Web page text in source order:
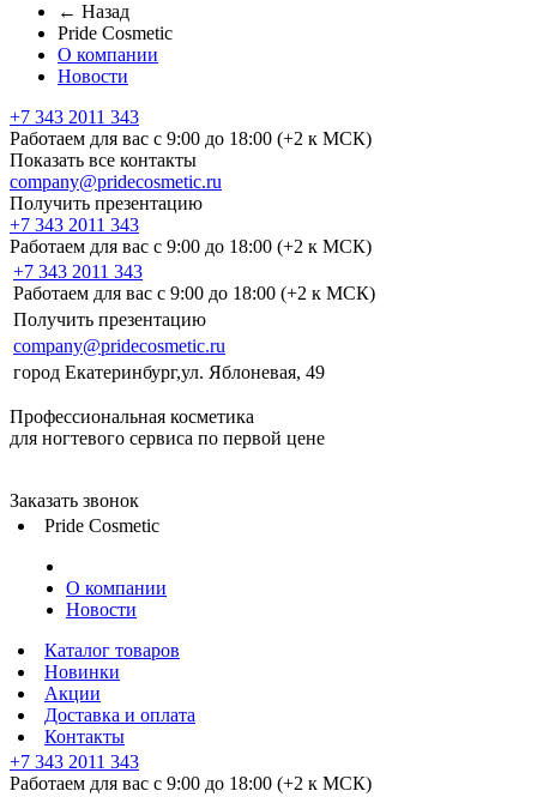
← Назад
Pride Cosmetic
О компании
Новости
+7 343 2011 343
Работаем для вас с 9:00 до 18:00 (+2 к МСК)
Показать все контакты
company@pridecosmetic.ru
Получить презентацию
+7 343 2011 343
Работаем для вас с 9:00 до 18:00 (+2 к МСК)
+7 343 2011 343
Работаем для вас с 9:00 до 18:00 (+2 к МСК)
Получить презентацию
company@pridecosmetic.ru
город Екатеринбург,ул. Яблоневая, 49
Профессиональная косметика
для ногтевого сервиса по первой цене
Заказать звонок
Pride Cosmetic
О компании
Новости
Каталог товаров
Новинки
Акции
Доставка и оплата
Контакты
+7 343 2011 343
Работаем для вас с 9:00 до 18:00 (+2 к МСК)